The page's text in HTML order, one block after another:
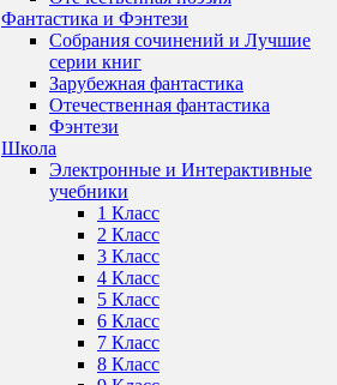
Фантастика и Фэнтези
Собрания сочинений и Лучшие
серии книг
Зарубежная фантастика
Отечественная фантастика
Фэнтези
Школа
Электронные и Интерактивные
учебники
1 Класс
2 Класс
3 Класс
4 Класс
5 Класс
6 Класс
7 Класс
8 Класс